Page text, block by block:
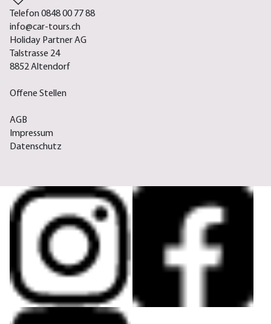
Telefon 0848 00 77 88
info@car-tours.ch
Holiday Partner AG
Talstrasse 24
8852 Altendorf
Offene Stellen
AGB
Impressum
Datenschutz